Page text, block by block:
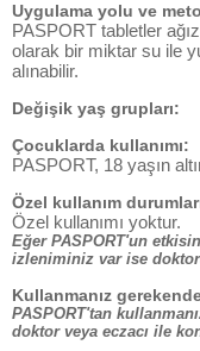
Uygulama yolu ve
PASPORT tabletler
olarak bir miktar su ile
alınabilir.
Değişik yaş grupları:
Çocuklarda kullanımı:
PASPORT, 18 yaşın
Özel kullanım
Özel kullanımı yoktur.
Eğer PASPORT'un
izleniminiz var ise
Kullanmanız
PASPORT'tan
doktor veya eczacı ile